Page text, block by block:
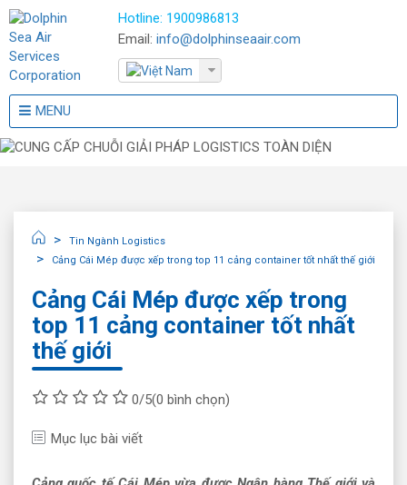
Hotline: 1900986813
Email: info@dolphinseaair.com
MENU
Tin Ngành Logistics
Cảng Cái Mép được xếp trong top 11 cảng container tốt nhất thế giới
Cảng Cái Mép được xếp trong
top 11 cảng container tốt nhất
thế giới
0/5(0 bình chọn)
Mục lục bài viết